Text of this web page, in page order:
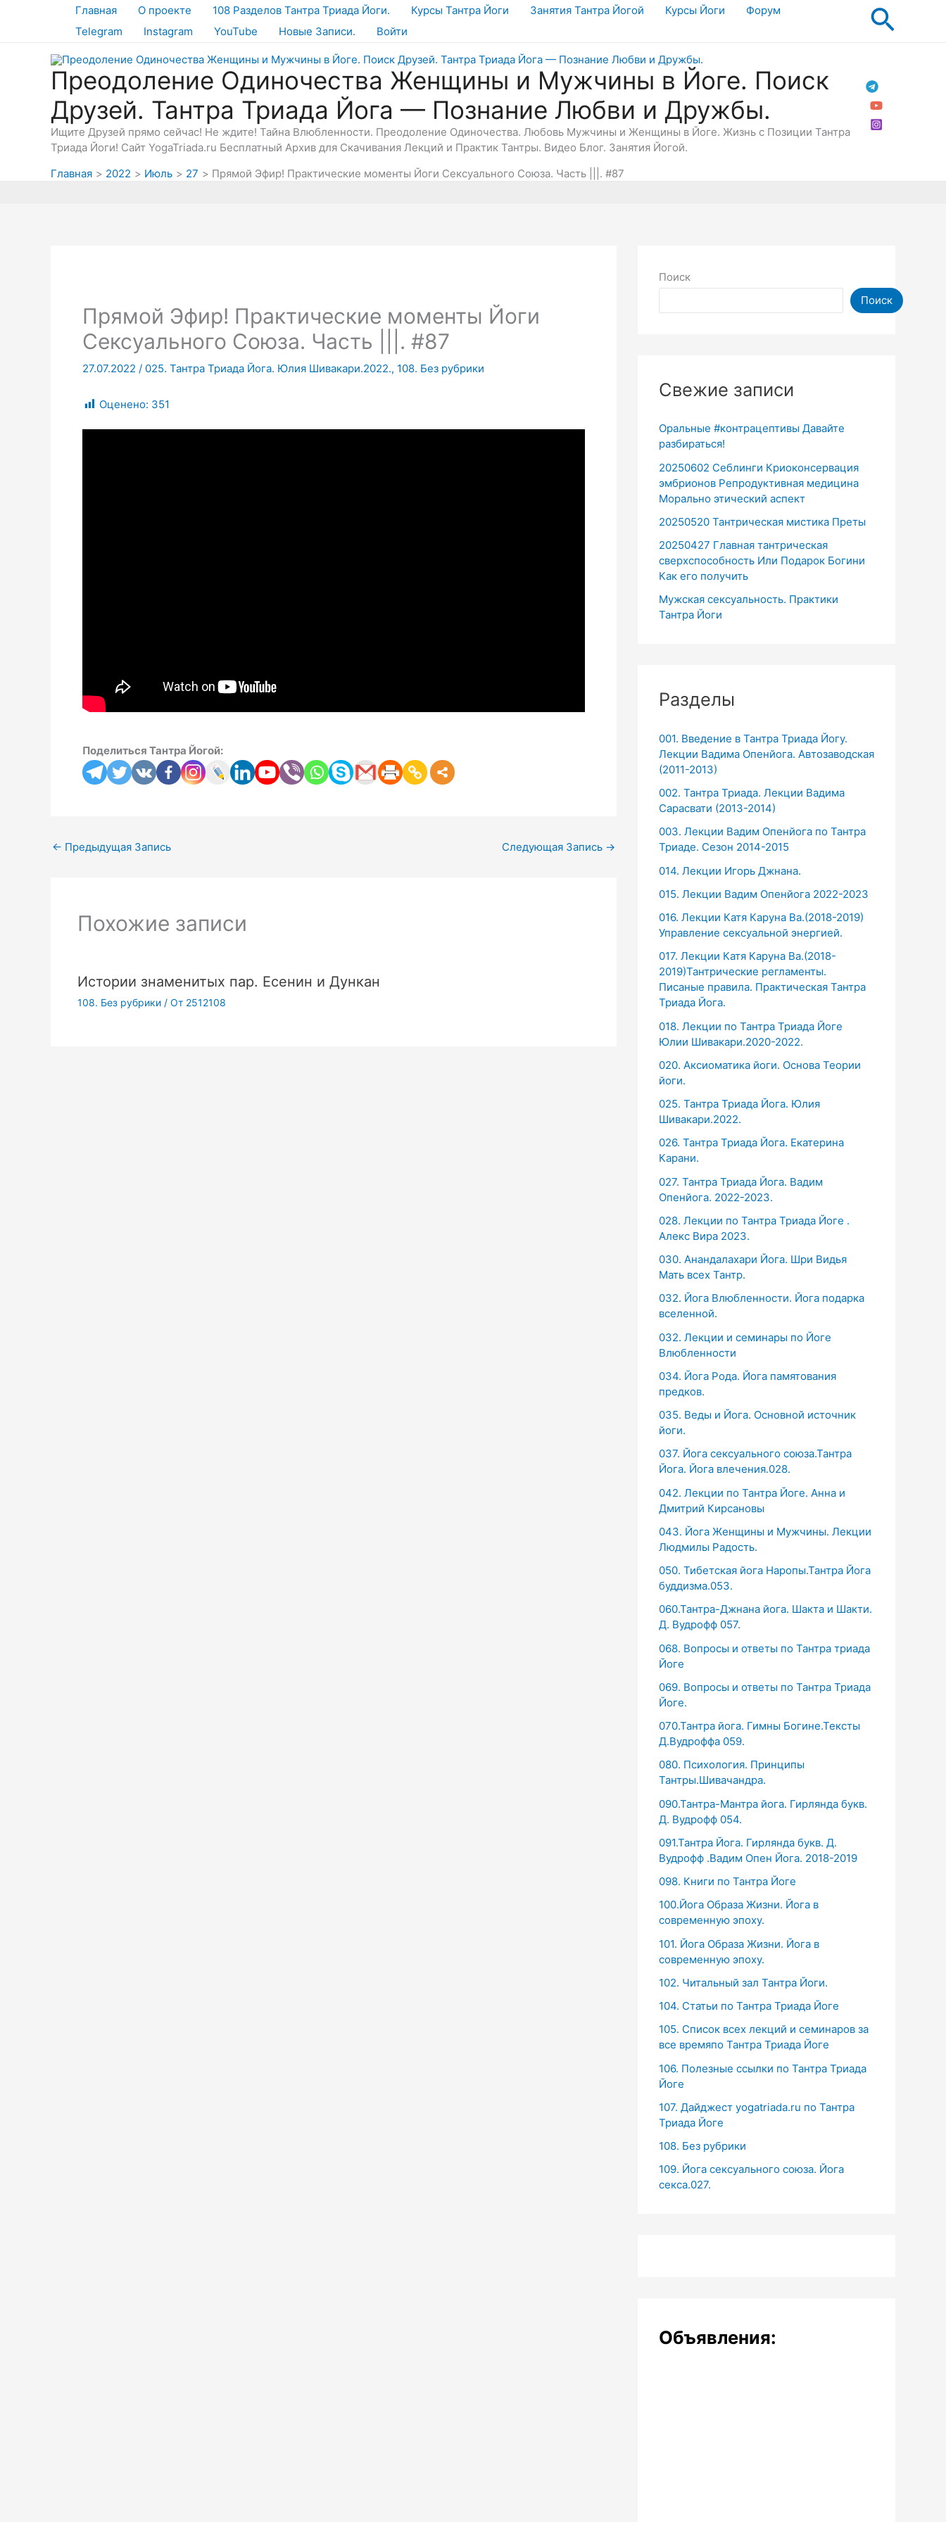
Главная О проекте 108 Разделов Тантра Триада Йоги. Курсы Тантра Йоги Занятия Тантра Йогой Курсы Йоги
Форум
Telegram
Instagram YouTube Новые Записи. Войти
Преодоление Одиночества Женщины и Мужчины в Йоге. Поиск
Друзей. Тантра Триада Йога — Познание Любви и Дружбы.
Ищите Друзей прямо сейчас! Не ждите! Тайна Влюбленности. Преодоление Одиночества. Любовь Мужчины и Женщины в Йоге. Жизнь с Позиции Тантра
Триада Йоги! Сайт YogaTriada.ru Бесплатный Архив для Скачивания Лекций и Практик Тантры. Видео Блог. Занятия Йогой.
Главная
2022 Июль 27 Прямой Эфир! Практические моменты Йоги Сексуального Союза. Часть |||. #87
Прямой Эфир! Практические моменты Йоги
Сексуального Союза. Часть |||. #87
27.07.2022 / 025. Тантра Триада Йога. Юлия Шивакари.2022., 108. Без рубрики
Оценено: 351
Поделиться Тантра Йогой:
← Предыдущая Запись Следующая Запись →
Похожие записи
Истории знаменитых пар. Есенин и Дункан
108. Без рубрики/ От 2512108
Поиск
Поиск
Свежие записи
Оральные #контрацептивы Давайте
разбираться!
20250602 Себлинги Криоконсервация
эмбрионов Репродуктивная медицина
Морально этический аспект
20250520 Тантрическая мистика Преты
20250427 Главная тантрическая
сверхспособность Или Подарок Богини
Как его получить
Мужская сексуальность. Практики
Тантра Йоги
Разделы
001. Введение в Тантра Триада Йогу.
Лекции Вадима Опенйога. Автозаводская
(2011-2013)
002. Тантра Триада. Лекции Вадима
Сарасвати (2013-2014)
003. Лекции Вадим Опенйога по Тантра
Триаде. Сезон 2014-2015
014. Лекции Игорь Джнана.
015. Лекции Вадим Опенйога 2022-2023
016. Лекции Катя Каруна Ва.(2018-2019)
Управление сексуальной энергией.
017. Лекции Катя Каруна Ва.(2018-
2019)Тантрические регламенты.
Писаные правила. Практическая Тантра
Триада Йога.
018. Лекции по Тантра Триада Йоге
Юлии Шивакари.2020-2022.
020. Аксиоматика йоги. Основа Теории
йоги.
025. Тантра Триада Йога. Юлия
Шивакари.2022.
026. Тантра Триада Йога. Екатерина
Карани.
027. Тантра Триада Йога. Вадим
Опенйога. 2022-2023.
028. Лекции по Тантра Триада Йоге .
Алекс Вира 2023.
030. Анандалахари Йога. Шри Видья
Мать всех Тантр.
032. Йога Влюбленности. Йога подарка
вселенной.
032. Лекции и семинары по Йоге
Влюбленности
034. Йога Рода. Йога памятования
предков.
035. Веды и Йога. Основной источник
йоги.
037. Йога сексуального союза.Тантра
Йога. Йога влечения.028.
042. Лекции по Тантра Йоге. Анна и
Дмитрий Кирсановы
043. Йога Женщины и Мужчины. Лекции
Людмилы Радость.
050. Тибетская йога Наропы.Тантра Йога
буддизма.053.
060.Тантра-Джнана йога. Шакта и Шакти.
Д. Вудрофф 057.
068. Вопросы и ответы по Тантра триада
Йоге
069. Вопросы и ответы по Тантра Триада
Йоге.
070.Тантра йога. Гимны Богине.Тексты
Д.Вудроффа 059.
080. Психология. Принципы
Тантры.Шивачандра.
090.Тантра-Мантра йога. Гирлянда букв.
Д. Вудрофф 054.
091.Тантра Йога. Гирлянда букв. Д.
Вудрофф .Вадим Опен Йога. 2018-2019
098. Книги по Тантра Йоге
100.Йога Образа Жизни. Йога в
современную эпоху.
101. Йога Образа Жизни. Йога в
современную эпоху.
102. Читальный зал Тантра Йоги.
104. Статьи по Тантра Триада Йоге
105. Список всех лекций и семинаров за
все времяпо Тантра Триада Йоге
106. Полезные ссылки по Тантра Триада
Йоге
107. Дайджест yogatriada.ru по Тантра
Триада Йоге
108. Без рубрики
109. Йога сексуального союза. Йога
секса.027.
Объявления: